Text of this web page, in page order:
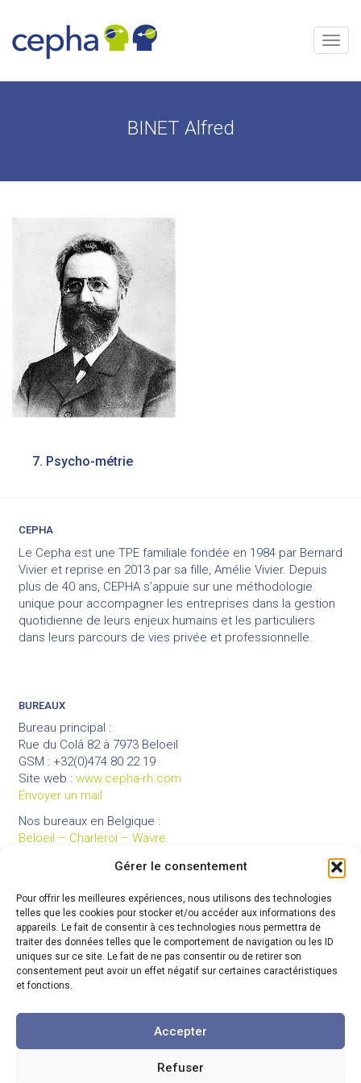
Gérer le consentement
Pour offrir les meilleures expériences, nous utilisons des technologies
telles que les cookies pour stocker et/ou accéder aux informations des
appareils. Le fait de consentir à ces technologies nous permettra de
traiter des données telles que le comportement de navigation ou les ID
uniques sur ce site. Le fait de ne pas consentir ou de retirer son
consentement peut avoir un effet négatif sur certaines caractéristiques
et fonctions.
Accepter
Refuser
contenu
Menu
BINET Alfred
Navigation
7. Psycho-métrie
CEPHA
Le Cepha est une TPE familiale fondée en 1984 par Bernard
Vivier et reprise en 2013 par sa fille, Amélie Vivier. Depuis
plus de 40 ans, CEPHA s’appuie sur une méthodologie
unique pour accompagner les entreprises dans la gestion
quotidienne de leurs enjeux humains et les particuliers
dans leurs parcours de vies privée et professionnelle.
BUREAUX
Bureau principal :
Rue du Colâ 82 à 7973 Beloeil
GSM : +32(0)474 80 22 19
Site web : www.cepha-rh.com
Envoyer un mail
Nos bureaux en Belgique :
Beloeil – Charleroi – Wavre
LIENS UTILES
Mentions légales
Conditions générales de vente
Politique de confidentialité
Partenaires
Code de déontologie